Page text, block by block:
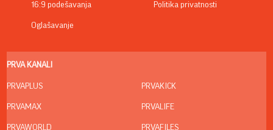
16:9 podešavanja
Oglašavanje
Politika privatnosti
PRVA KANALI
PRVAPLUS
PRVAMAX
PRVAWORLD
PRVAKICK
PRVALIFE
PRVAFILES